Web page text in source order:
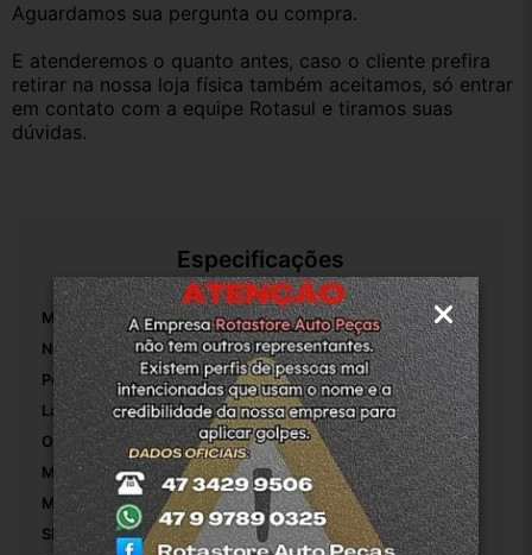
Aguardamos sua pergunta ou compra.
E atenderemos o quanto antes, caso o cliente prefira
retirar na nossa loja física também aceitamos, só entrar
em contato com a equipe Rotasul e tiramos suas
dúvidas.
Especificações
Marca: Hyundai
Número De Peça: 81350-1D000
Posição: Dianteira
Lado: Direito
Origem: Brasil
MPN: 1
Modelo: Hyundai HB20S Sedan 1.0 12v 2022
SKU: 1